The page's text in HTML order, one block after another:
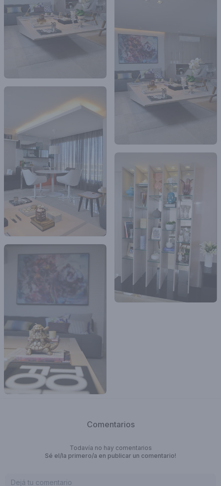
Comentarios
Todavía no hay comentarios
Sé el/la primero/a en publicar un comentario!